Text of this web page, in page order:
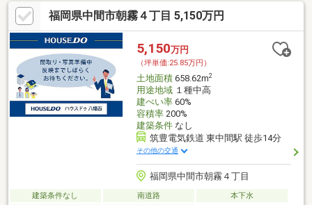
福岡県中間市朝霧４丁目 5,150万円
5,150万円
（坪単価:25.85万円）
土地面積658.62m2
用途地域１種中高
建ぺい率60%
容積率200%
建築条件なし
筑豊電気鉄道 東中間駅 徒歩14分
その他の交通
福岡県中間市朝霧４丁目
建築条件なし 南道路
本下水